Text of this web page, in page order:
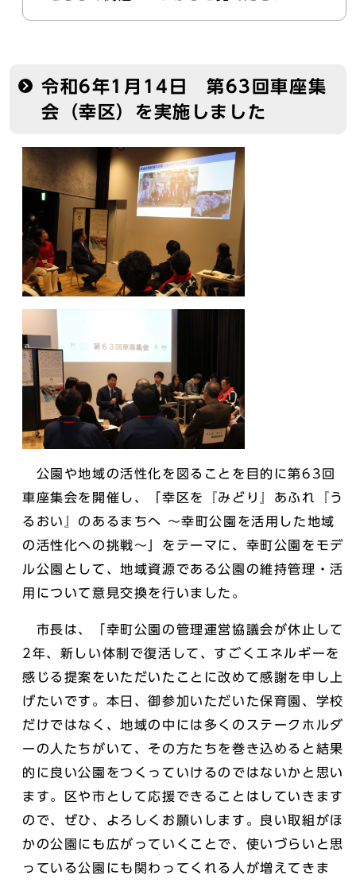
令和6年1月14日 第63回車座集
会（幸区）を実施しました
公園や地域の活性化を図ることを目的に第63回
車座集会を開催し、「幸区を『みどり』あふれ『う
るおい』のあるまちへ ～幸町公園を活用した地域
の活性化への挑戦～」をテーマに、幸町公園をモデ
ル公園として、地域資源である公園の維持管理・活
用について意見交換を行いました。
市長は、「幸町公園の管理運営協議会が休止して
2年、新しい体制で復活して、すごくエネルギーを
感じる提案をいただいたことに改めて感謝を申し上
げたいです。本日、御参加いただいた保育園、学校
だけではなく、地域の中には多くのステークホルダ
ーの人たちがいて、その方たちを巻き込めると結果
的に良い公園をつくっていけるのではないかと思い
ます。区や市として応援できることはしていきます
ので、ぜひ、よろしくお願いします。良い取組がほ
かの公園にも広がっていくことで、使いづらいと思
っている公園にも関わってくれる人が増えてきま